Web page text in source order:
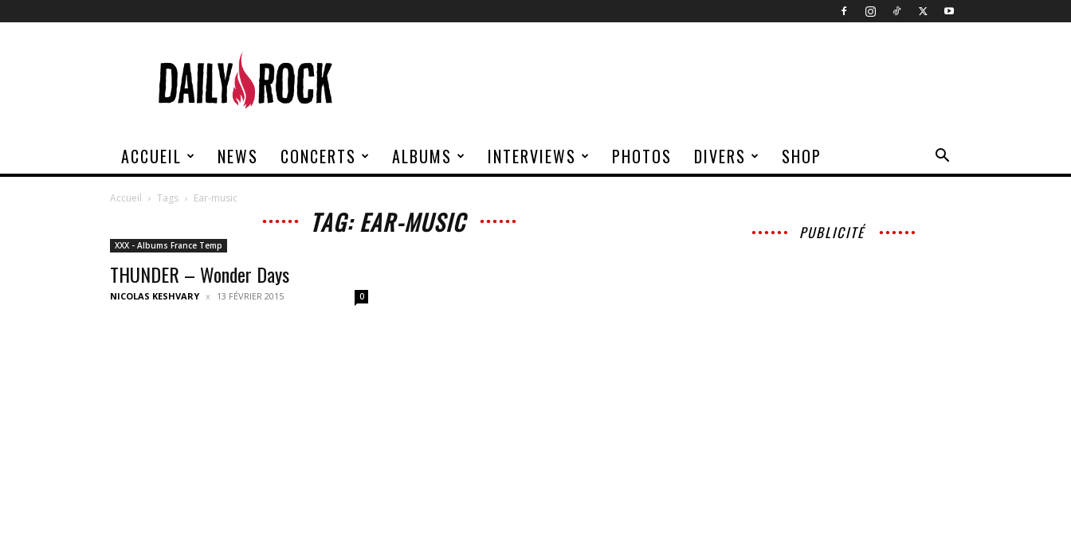
Rock
ACCUEIL NEWS CONCERTS ALBUMS INTERVIEWS PHOTOS DIVERS SHOP
Accueil Tags Ear-music
TAG: EAR-MUSIC
XXX - Albums France Temp
THUNDER – Wonder Days
NICOLAS KESHVARY 13 FÉVRIER 2015 0
PUBLICITÉ